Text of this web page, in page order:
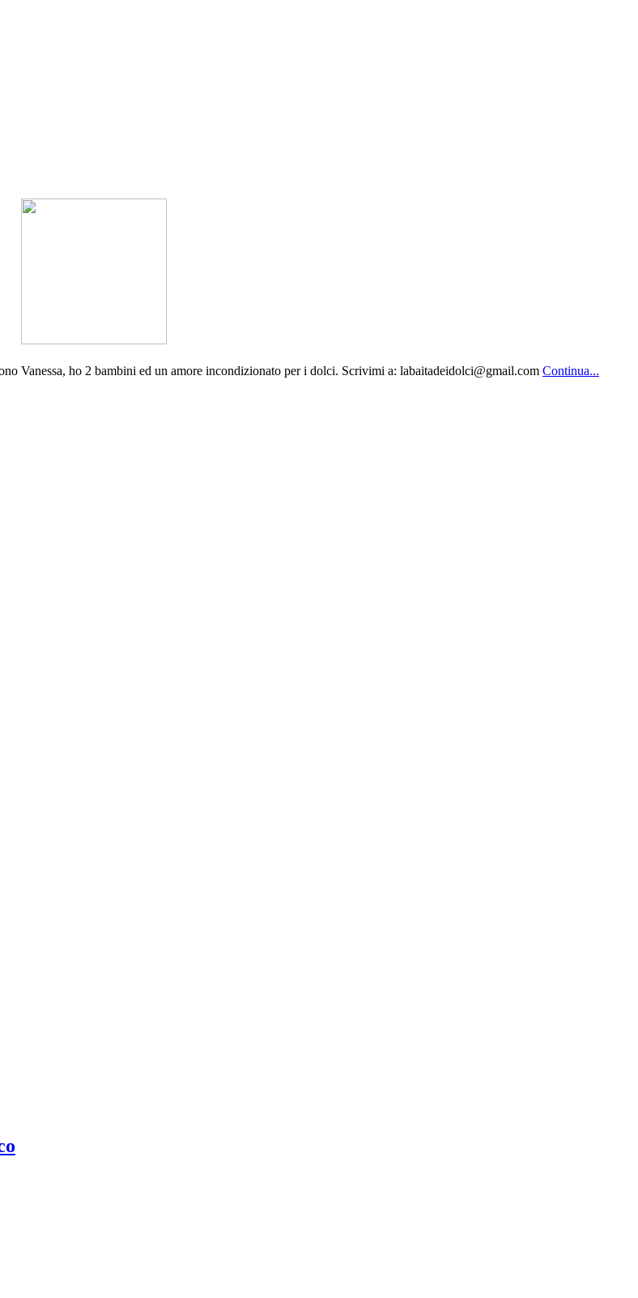
Vanessa, ho 2 bambini ed un amore incondizionato per i dolci. Scrivimi a: labaitadeidolci@gmail.com Continua...